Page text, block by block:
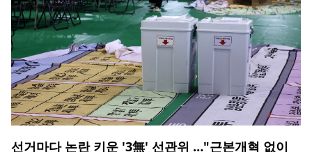
선거마다 논란 키운 '3無' 선관위 …"근본개혁 없이